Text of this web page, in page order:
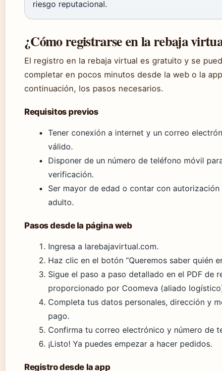
riesgo reputacional.
¿Cómo registrarse en la rebaja
El registro en la rebaja virtual es gratuito y se
completar en pocos minutos desde la web o la
continuación, los pasos necesarios.
Requisitos previos
Tener conexión a internet y un correo
válido.
Disponer de un número de teléfono móvil
verificación.
Ser mayor de edad o contar con autorización
adulto.
Pasos desde la página web
Ingresa a larebajavirtual.com.
Haz clic en el botón “Queremos saber quién
Sigue el paso a paso detallado en el PDF de
proporcionado por Coomeva (aliado
Completa tus datos personales, dirección y
pago.
Confirma tu correo electrónico y número de
¡Listo! Ya puedes empezar a hacer pedidos.
Registro desde la app